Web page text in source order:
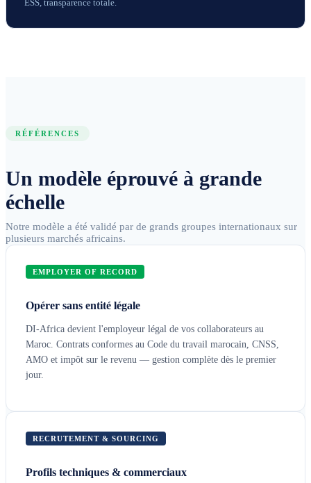
ESS, transparence totale.
RÉFÉRENCES
Un modèle éprouvé à grande
échelle
Notre modèle a été validé par de grands groupes internationaux sur
plusieurs marchés africains.
EMPLOYER OF RECORD
Opérer sans entité légale
DI-Africa devient l'employeur légal de vos collaborateurs au
Maroc. Contrats conformes au Code du travail marocain, CNSS,
AMO et impôt sur le revenu — gestion complète dès le premier
jour.
RECRUTEMENT & SOURCING
Profils techniques & commerciaux